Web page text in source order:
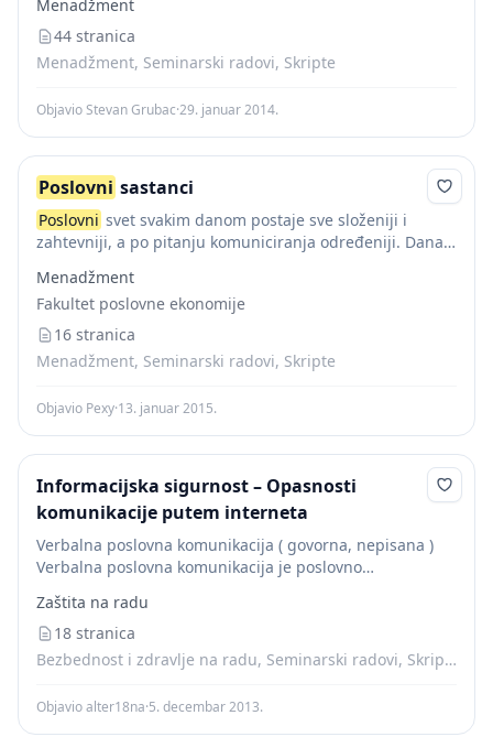
partnera). Prvi susret služi da jedni u druge steknemo
poverenje. Težimo...
Menadžment
44 stranica
Menadžment, Seminarski radovi, Skripte
Objavio Stevan Grubac·29. januar 2014.
Poslovni sastanci
Poslovni svet svakim danom postaje sve složeniji i
zahtevniji, a po pitanju komuniciranja određeniji. Danas
poslovnisastanak treba i mora da bude...
Menadžment
Fakultet poslovne ekonomije
16 stranica
Menadžment, Seminarski radovi, Skripte
Objavio Pexy·13. januar 2015.
Informacijska sigurnost – Opasnosti
komunikacije putem interneta
Verbalna poslovna komunikacija ( govorna, nepisana )
Verbalna poslovna komunikacija je poslovno
izgovorene riječi uz govor tijela i čini oko 30% ukupne
poslovne...
Zaštita na radu
18 stranica
Bezbednost i zdravlje na radu, Seminarski radovi, Skripte, Žurnalistika
Objavio alter18na·5. decembar 2013.